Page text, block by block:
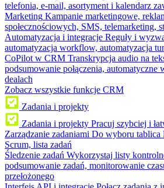
telefonia, e-mail, asortyment i kalendarz
Marketing Kampanie marketingowe,
społecznościowych, SMS, telemarketing,
Automatyzacja i integracje Reguły i
automatyzacja workflow, automatyzacja
CoPilot w CRM Transkrypcja audio na
podsumowanie połączenia, automatyczne
dealach
Zobacz wszystkie funkcje CRM
Zadania i projekty
Zadania i projekty Pracuj szybciej i
Zarządzanie zadaniami Do wyboru tablica
Scrum, lista zadań
Śledzenie zadań Wykorzystaj listy
podsumowanie zadań, monitorowanie
przełożonego